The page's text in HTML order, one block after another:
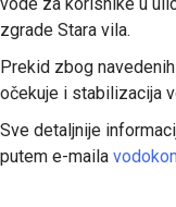
zgrade Stara vila.
Prekid zbog
očekuje i stabilizacija
Sve detaljnije
putem e-maila